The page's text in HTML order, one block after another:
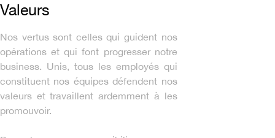
Valeurs
Nos vertus sont celles qui guident nos
opérations et qui font progresser notre
business. Unis, tous les employés qui
constituent nos équipes défendent nos
valeurs et travaillent ardemment à les
promouvoir.